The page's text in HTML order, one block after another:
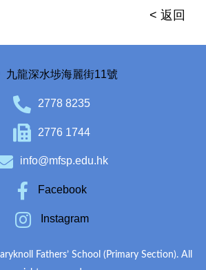
< 返回
九龍深水埗海麗街11號
2778 8235
2776 1744
info@mfsp.edu.hk
Facebook
Instagram
Fathers’ School (Primary Section). All